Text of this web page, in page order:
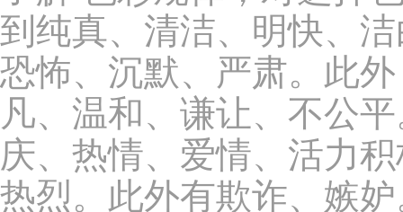
到纯真、清洁、明快、
恐怖、沉默、严肃。此
凡、温和、谦让、不公
庆、热情、爱情、活力
热烈。此外有欺诈、嫉